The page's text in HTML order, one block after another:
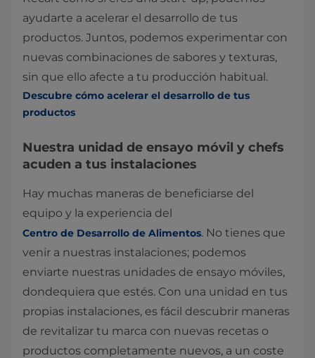
ayudarte a acelerar el desarrollo de tus
productos. Juntos, podemos experimentar con
nuevas combinaciones de sabores y texturas,
sin que ello afecte a tu producción habitual.
Descubre cómo acelerar el desarrollo de tus
productos
Nuestra unidad de ensayo móvil y chefs
acuden a tus instalaciones
Hay muchas maneras de beneficiarse del
equipo y la experiencia del
Centro de Desarrollo de Alimentos. No tienes que
venir a nuestras instalaciones; podemos
enviarte nuestras unidades de ensayo móviles,
dondequiera que estés. Con una unidad en tus
propias instalaciones, es fácil descubrir maneras
de revitalizar tu marca con nuevas recetas o
productos completamente nuevos, a un coste